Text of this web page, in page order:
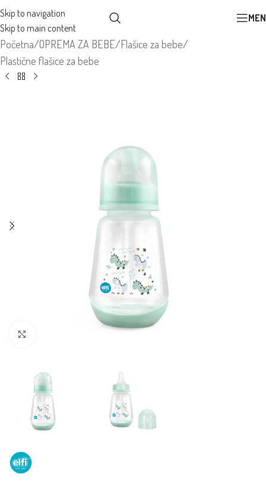
Skip to navigation
Skip to main content
Početna/OPREMA ZA BEBE/Flašice za bebe/
Plastične flašice za bebe